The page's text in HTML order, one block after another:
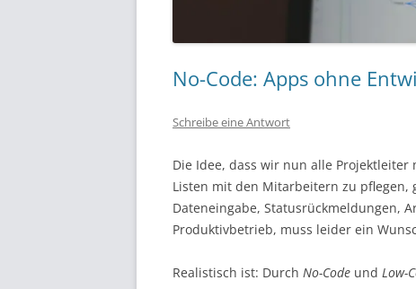
No-Code: Apps ohne
Schreibe eine Antwort
Die Idee, dass wir nun alle Projektleiter
Listen mit den Mitarbeitern zu
Dateneingabe, Statusrückmeldungen,
Produktivbetrieb, muss leider ein
Realistisch ist: Durch No-Code und Low-